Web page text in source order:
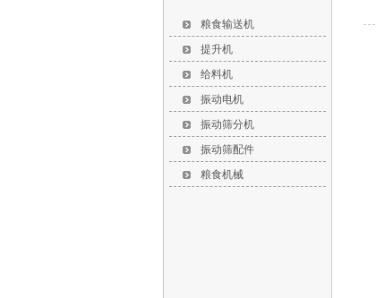
粮食输送机
提升机
给料机
振动电机
振动筛分机
振动筛配件
粮食机械